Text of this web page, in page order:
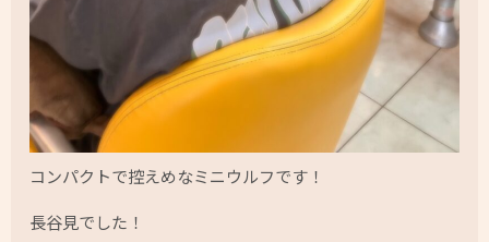
コンパクトで控えめなミニウルフです！
長谷見でした！